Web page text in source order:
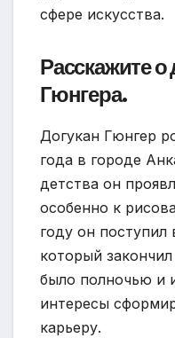
сфере искусства.
Расскажите о
Гюнгера.
Догукан Гюнгер
года в городе
детства он
особенно к
году он
который
было полночью и
интересы
карьеру.